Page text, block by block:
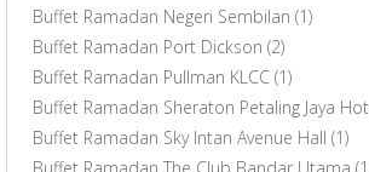
Buffet Ramadan Negeri Sembilan (1)
Buffet Ramadan Port Dickson (2)
Buffet Ramadan Pullman KLCC (1)
Buffet Ramadan Sheraton Petaling Jaya
Buffet Ramadan Sky Intan Avenue Hall (1)